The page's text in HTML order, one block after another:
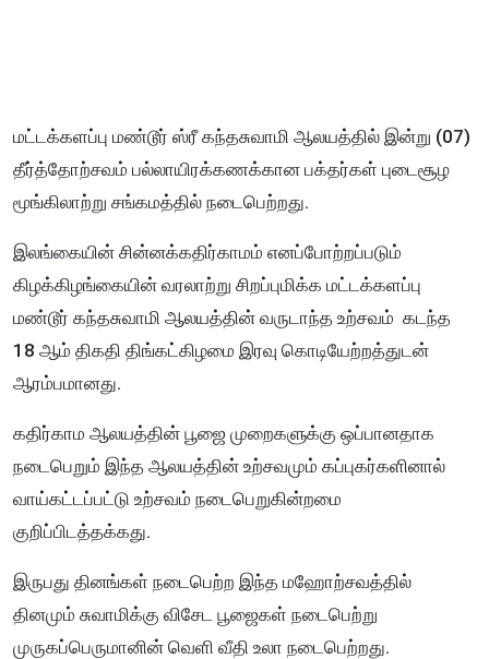
மட்டக்களப்பு மண்டூர் ஸ்ரீ கந்தசுவாமி ஆலயத்தில் இன்று (07)
தீர்த்தோற்சவம் பல்லாயிரக்கணக்கான பக்தர்கள் புடைசூழ
மூங்கிலாற்று சங்கமத்தில் நடைபெற்றது.
இலங்கையின் சின்னக்கதிர்காமம் எனப்போற்றப்படும்
கிழக்கிழங்கையின் வரலாற்று சிறப்புமிக்க மட்டக்களப்பு
மண்டூர் கந்தசுவாமி ஆலயத்தின் வருடாந்த உற்சவம் கடந்த
18 ஆம் திகதி திங்கட்கிழமை இரவு கொடியேற்றத்துடன்
ஆரம்பமானது.
கதிர்காம ஆலயத்தின் பூஜை முறைகளுக்கு ஒப்பானதாக
நடைபெறும் இந்த ஆலயத்தின் உற்சவமும் கப்புகர்களினால்
வாய்கட்டப்பட்டு உற்சவம் நடைபெறுகின்றமை
குறிப்பிடத்தக்கது.
இருபது தினங்கள் நடைபெற்ற இந்த மஹோற்சவத்தில்
தினமும் சுவாமிக்கு விசேட பூஜைகள் நடைபெற்று
முருகப்பெருமானின் வெளி வீதி உலா நடைபெற்றது.